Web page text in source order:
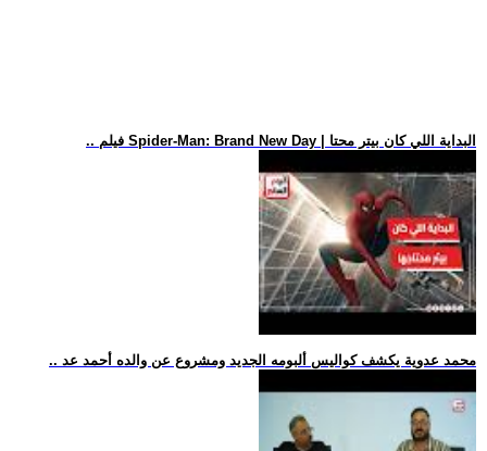
.. فيلم Spider-Man: Brand New Day | البداية اللي كان بيتر محتا
.. محمد عدوية يكشف كواليس ألبومه الجديد ومشروع عن والده أحمد عد